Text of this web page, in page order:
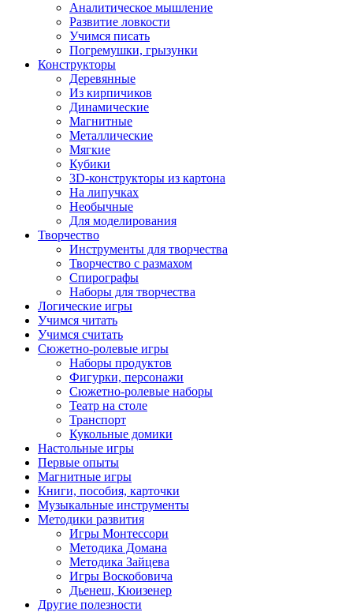
Аналитическое мышление
Развитие ловкости
Учимся писать
Погремушки, грызунки
Конструкторы
Деревянные
Из кирпичиков
Динамические
Магнитные
Металлические
Мягкие
Кубики
3D-конструкторы из картона
На липучках
Необычные
Для моделирования
Творчество
Инструменты для творчества
Творчество с размахом
Спирографы
Наборы для творчества
Логические игры
Учимся читать
Учимся считать
Сюжетно-ролевые игры
Наборы продуктов
Фигурки, персонажи
Сюжетно-ролевые наборы
Театр на столе
Транспорт
Кукольные домики
Настольные игры
Первые опыты
Магнитные игры
Книги, пособия, карточки
Музыкальные инструменты
Методики развития
Игры Монтессори
Методика Домана
Методика Зайцева
Игры Воскобовича
Дьенеш, Кюизенер
Другие полезности